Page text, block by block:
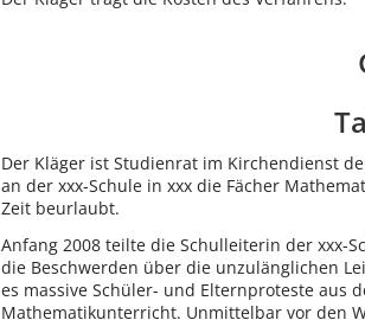
Der Kläger ist Studienrat im Kirchendienst
an der xxx-Schule in xxx die Fächer
Zeit beurlaubt.
Anfang 2008 teilte die Schulleiterin der xxx-
die Beschwerden über die unzulänglichen
es massive Schüler- und Elternproteste aus
Mathematikunterricht. Unmittelbar vor den